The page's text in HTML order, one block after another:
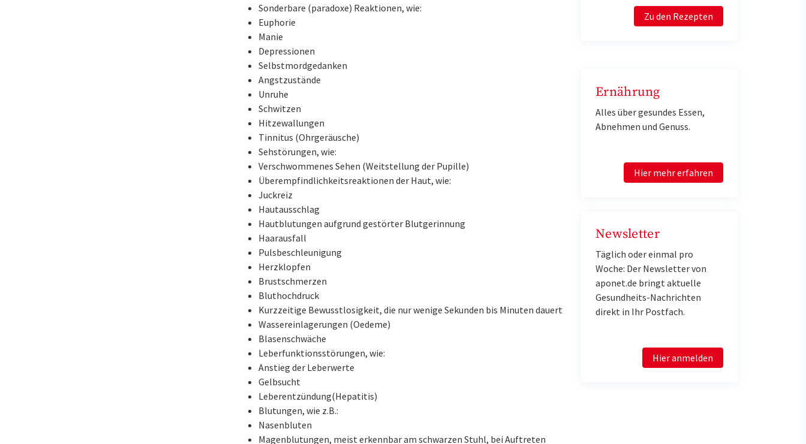
Sonderbare (paradoxe) Reaktionen, wie:
Euphorie
Manie
Depressionen
Selbstmordgedanken
Angstzustände
Unruhe
Schwitzen
Hitzewallungen
Tinnitus (Ohrgeräusche)
Sehstörungen, wie:
Verschwommenes Sehen (Weitstellung der Pupille)
Überempfindlichkeitsreaktionen der Haut, wie:
Juckreiz
Hautausschlag
Hautblutungen aufgrund gestörter Blutgerinnung
Haarausfall
Pulsbeschleunigung
Herzklopfen
Brustschmerzen
Bluthochdruck
Kurzzeitige Bewusstlosigkeit, die nur wenige Sekunden bis Minuten dauert
Wassereinlagerungen (Oedeme)
Blasenschwäche
Leberfunktionsstörungen, wie:
Anstieg der Leberwerte
Gelbsucht
Leberentzündung(Hepatitis)
Blutungen, wie z.B.:
Nasenbluten
Magenblutungen, meist erkennbar am schwarzen Stuhl, bei Auftreten
Zu den Rezepten
Ernährung
Alles über gesundes Essen,
Abnehmen und Genuss.
Hier mehr erfahren
Newsletter
Täglich oder einmal pro
Woche: Der Newsletter von
aponet.de bringt aktuelle
Gesundheits-Nachrichten
direkt in Ihr Postfach.
Hier anmelden